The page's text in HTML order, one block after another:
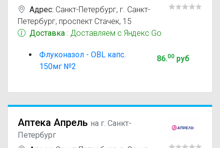
Адрес: Санкт-Петербург, г. Санкт-
Петербург, проспект Стачек, 15
Доставка : Доставляем с Яндекс Go
Флуконазол - OBL капс.
150мг №2
86.00руб
Аптека Апрель на г. Санкт-
Петербург